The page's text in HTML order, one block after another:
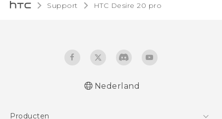
Support ‎HTC Desire 20 pro‎
Nederland
Producten